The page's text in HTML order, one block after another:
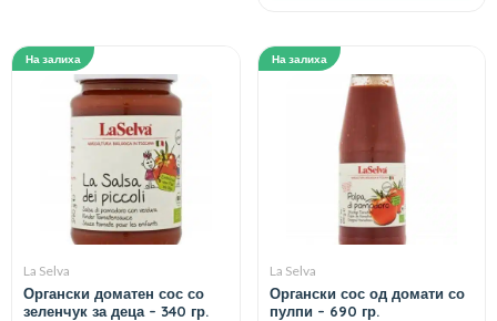
На залиха
La Selva
Органски доматен сос со
зеленчук за деца – 340 гр.
На залиха
La Selva
Органски сос од домати со
пулпи – 690 гр.